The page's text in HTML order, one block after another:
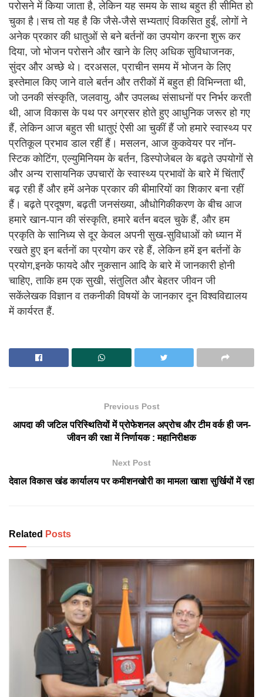
परोसने में किया जाता है, लेकिन यह समय के साथ बहुत ही सीमित हो
चुका है।सच तो यह है कि जैसे-जैसे सभ्यताएं विकसित हुईं, लोगों ने
अनेक प्रकार की धातुओं से बने बर्तनों का उपयोग करना शुरू कर
दिया, जो भोजन परोसने और खाने के लिए अधिक सुविधाजनक,
सुंदर और अच्छे थे। दरअसल, प्राचीन समय में भोजन के लिए
इस्तेमाल किए जाने वाले बर्तन और तरीकों में बहुत ही विभिन्नता थी,
जो उनकी संस्कृति, जलवायु, और उपलब्ध संसाधनों पर निर्भर करती
थी, आज विकास के पथ पर अग्रसर होते हुए आधुनिक जरूर हो गए
हैं, लेकिन आज बहुत सी धातुएं ऐसी आ चुकीं हैं जो हमारे स्वास्थ्य पर
प्रतिकूल प्रभाव डाल रहीं हैं। मसलन, आज कुकवेयर पर नॉन-
स्टिक कोटिंग, एल्युमिनियम के बर्तन, डिस्पोजेबल के बढ़ते उपयोगों से
और अन्य रासायनिक उपचारों के स्वास्थ्य प्रभावों के बारे में चिंताएँ
बढ़ रही हैं और हमें अनेक प्रकार की बीमारियों का शिकार बना रहीं
हैं। बढ़ते प्रदूषण, बढ़ती जनसंख्या, औधोगिकीकरण के बीच आज
हमारे खान-पान की संस्कृति, हमारे बर्तन बदल चुके हैं, और हम
प्रकृति के सानिध्य से दूर केवल अपनी सुख-सुविधाओं को ध्यान में
रखते हुए इन बर्तनों का प्रयोग कर रहे हैं, लेकिन हमें इन बर्तनों के
प्रयोग,इनके फायदे और नुकसान आदि के बारे में जानकारी होनी
चाहिए, ताकि हम एक सुखी, संतुलित और बेहतर जीवन जी
सकेंलेखक विज्ञान व तकनीकी विषयों के जानकार दून विश्वविद्यालय
में कार्यरत हैं.
Previous Post
आपदा की जटिल परिस्थितियों में प्रोफेशनल अप्रोच और टीम वर्क ही जन-
जीवन की रक्षा में निर्णायक : महानिरीक्षक
Next Post
देवाल विकास खंड कार्यालय पर कमीशनखोरी का मामला खाशा सुर्खियों में रहा
Related Posts